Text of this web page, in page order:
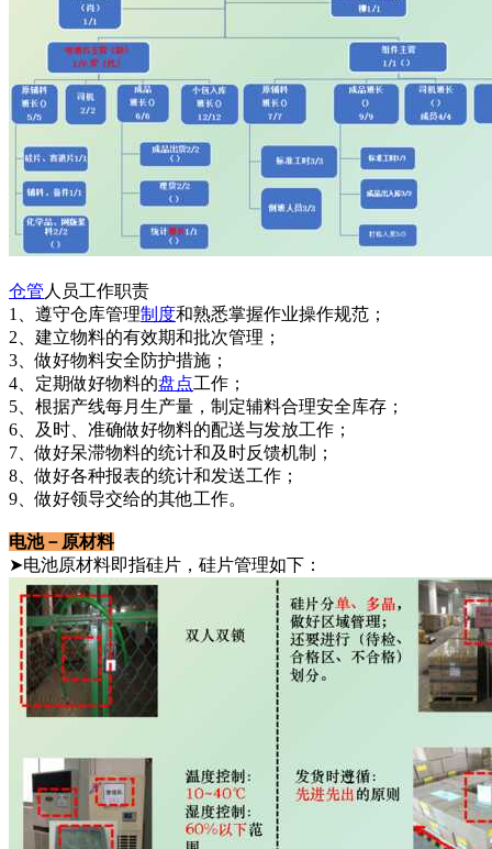
仓管 人员工作职责
1、遵守仓库管理制度和熟悉掌握作业操作规范；
2、建立物料的有效期和批次管理；
3、做好物料安全防护措施；
4、定期做好物料的盘点工作；
5、根据产线每月生产量，制定辅料合理安全库存；
6、及时、准确做好物料的配送与发放工作；
7、做好呆滞物料的统计和及时反馈机制；
8、做好各种报表的统计和发送工作；
9、做好领导交给的其他工作。
电池－原材料
➤电池原材料即指硅片，硅片管理如下：